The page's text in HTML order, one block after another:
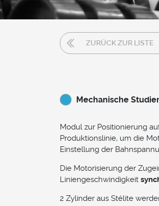
ZURÜCK ZUR LISTE
Mechanische
Modul zur Positionierung
Produktionslinie, um die
Einstellung der
Die Motorisierung der
Liniengeschwindigkeit
2 Zylinder aus Stélite